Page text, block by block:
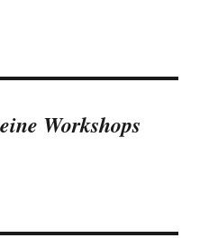
Workshops